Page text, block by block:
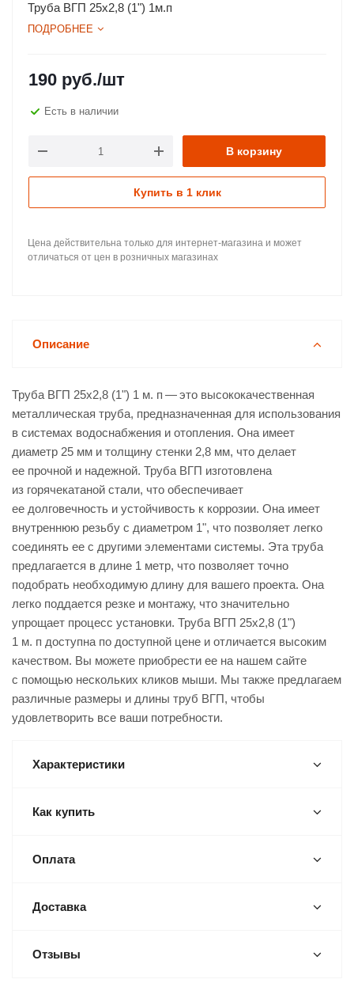
Труба ВГП 25х2,8 (1") 1м.п
ПОДРОБНЕЕ
190 руб./шт
Есть в наличии
В корзину
Купить в 1 клик
Цена действительна только для интернет-магазина и может
отличаться от цен в розничных магазинах
Описание
Труба ВГП 25х2,8 (1") 1 м. п — это высококачественная
металлическая труба, предназначенная для использования
в системах водоснабжения и отопления. Она имеет
диаметр 25 мм и толщину стенки 2,8 мм, что делает
ее прочной и надежной. Труба ВГП изготовлена
из горячекатаной стали, что обеспечивает
ее долговечность и устойчивость к коррозии. Она имеет
внутреннюю резьбу с диаметром 1", что позволяет легко
соединять ее с другими элементами системы. Эта труба
предлагается в длине 1 метр, что позволяет точно
подобрать необходимую длину для вашего проекта. Она
легко поддается резке и монтажу, что значительно
упрощает процесс установки. Труба ВГП 25х2,8 (1")
1 м. п доступна по доступной цене и отличается высоким
качеством. Вы можете приобрести ее на нашем сайте
с помощью нескольких кликов мыши. Мы также предлагаем
различные размеры и длины труб ВГП, чтобы
удовлетворить все ваши потребности.
Характеристики
Как купить
Оплата
Доставка
Отзывы